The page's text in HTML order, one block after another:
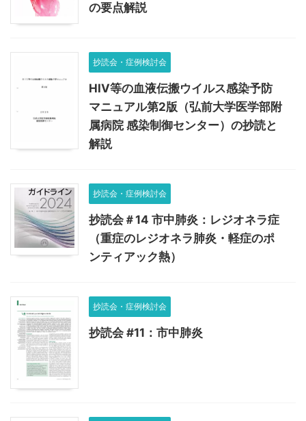
の要点解説
抄読会・症例検討会
HIV等の血液伝搬ウイルス感染予防
マニュアル第2版（弘前大学医学部附
属病院 感染制御センター）の抄読と
解説
抄読会・症例検討会
抄読会＃14 市中肺炎：レジオネラ症
（重症のレジオネラ肺炎・軽症のポ
ンティアック熱）
抄読会・症例検討会
抄読会 #11：市中肺炎